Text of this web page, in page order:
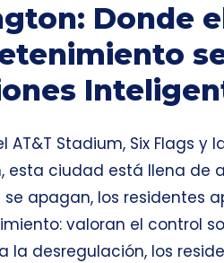
Donde
AT&T Stadium, Six Flags y
esta ciudad está llena de
se apagan, los residentes
valoran el control
la desregulación, los